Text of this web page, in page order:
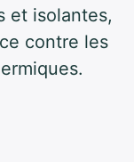
et isolantes,
contre les